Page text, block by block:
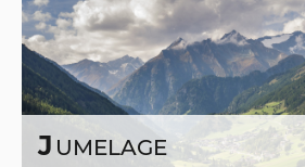
J UMELAGE